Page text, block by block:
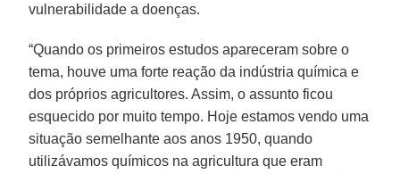
vulnerabilidade a doenças.
“Quando os primeiros estudos apareceram sobre o
tema, houve uma forte reação da indústria química e
dos próprios agricultores. Assim, o assunto ficou
esquecido por muito tempo. Hoje estamos vendo uma
situação semelhante aos anos 1950, quando
utilizávamos químicos na agricultura que eram